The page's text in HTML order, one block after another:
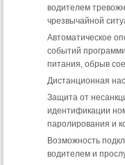
водителем
чрезвычайной
Автоматическое
событий
питания, обрыв
Дистанционная
Защита от
идентификации
паролирования и
Возможность
водителем и